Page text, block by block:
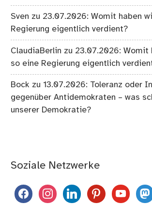
Sven zu 23.07.2026: Womit haben
Regierung eigentlich verdient?
ClaudiaBerlin zu 23.07.2026: Womit
so eine Regierung eigentlich
Bock zu13.07.2026: Toleranz oder
gegenüber Antidemokraten – was
unserer Demokratie?
Soziale Netzwerke
facebookinstagramlinkedinpinterestyoutube